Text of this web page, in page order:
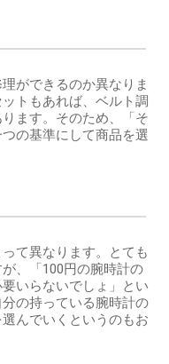
ができるのか異なりま
トもあれば、ベルト調
ます。そのため、「そ
の基準にして商品を選
て異なります。とても
、「100円の腕時計の
いらないでしょ」とい
の持っている腕時計の
んでいくというのもお